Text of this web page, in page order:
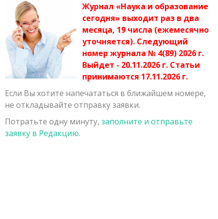
Главная
Архив журнала
Сертификат
Публикационная этика журнала
Политика журнала
Порядок рецензирования рукописей, поступивших в
редакцию
О журнале
График
Оргвзнос
Наши авторы
Физико-математические науки
Химические науки
Заявка на публикацию
Контакты
Журнал «Наука и образование
сегодня» выходит раз в два
месяца, 19 числа (ежемесячно
уточняется). Следующий
номер журнала № 4(89) 2026 г.
Выйдет - 20.11.2026 г. Статьи
принимаются 17.11.2026 г.
Если Вы хотите напечататься в ближайшем номере,
не откладывайте отправку заявки.
Потратьте одну минуту, заполните и отправьте
заявку в Редакцию.